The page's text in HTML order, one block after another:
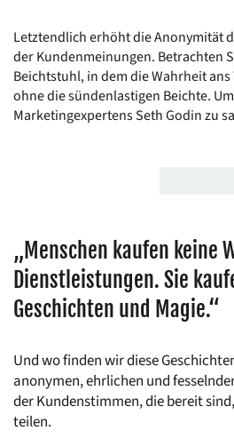
Letztendlich erhöht die Anonymität
der Kundenmeinungen. Betrachten
Beichtstuhl, in dem die Wahrheit
ohne die sündenlastigen Beichte.
Marketingexpertens Seth Godin zu
„Menschen kaufen keine
Dienstleistungen. Sie
Geschichten und Magie.“
Und wo finden wir diese
anonymen, ehrlichen und
der Kundenstimmen, die bereit
teilen.